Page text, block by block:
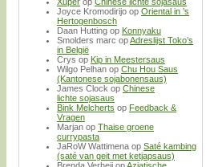
Joyce Kromodirijo op Oriental in ’s
Hertogenbosch
Daan Hutting op Konnyaku
Smolders marc opAdreslijst Toko’s
in België
Crys op Kip in Meestersaus
Wilgo Pelhan op Chu Hou Saus
(Kantonese sojabonensaus)
James Clock op Chinese
lichte sojasaus
Bink Melcherts op Feedback &
Vragen
Marjan op Thaise groene
currypasta
JaRoW Wattimena op Saté kambing
(saté van geit met ketjapsaus)